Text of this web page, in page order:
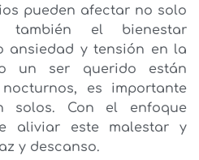
pueden afectar no solo
también el bienestar
ansiedad y tensión en la
un ser querido están
es importante
solos. Con el enfoque
aliviar este malestar y
y descanso.